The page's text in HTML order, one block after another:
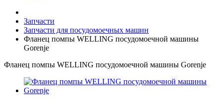
Запчасти
Запчасти для посудомоечных машин
Фланец помпы WELLING посудомоечной машины
Gorenje
Фланец помпы WELLING посудомоечной машины Gorenje